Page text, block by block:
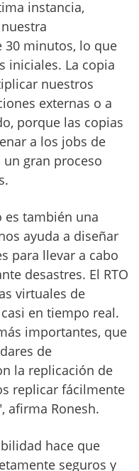
instancia,
30 minutos, lo que
iniciales. La copia
nuestros
externas o a
porque las copias
a los jobs de
un gran proceso
es también una
ayuda a diseñar
para llevar a cabo
desastres. El RTO
virtuales de
en tiempo real.
importantes, que
de
la replicación de
replicar fácilmente
afirma Ronesh.
hace que
seguros y